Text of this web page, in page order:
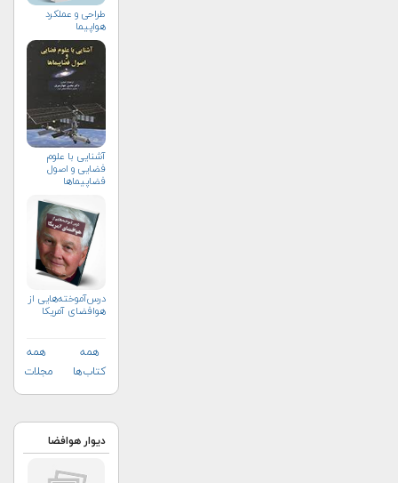
طراحی و عملکرد
هواپیما
آشنایی با علوم
فضایی و اصول
فضاپیماها
درس‌آموخته‌هایی از
هوافضای آمریکا
همه
کتاب‌ها
همه
مجلات
دیوار هوافضا